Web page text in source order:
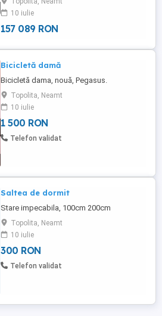
documentatie cadastrala completa.
Avantaje: teren potrivit pentru constructie,
liber, cale de acces ...
10 iulie
157 089 RON
Bicicletă damă
Bicicletă dama, nouă, Pegasus.
Topolita, Neamt
10 iulie
1 500 RON
Telefon validat
Saltea de dormit
Stare impecabila, 100cm 200cm
Topolita, Neamt
10 iulie
300 RON
Telefon validat